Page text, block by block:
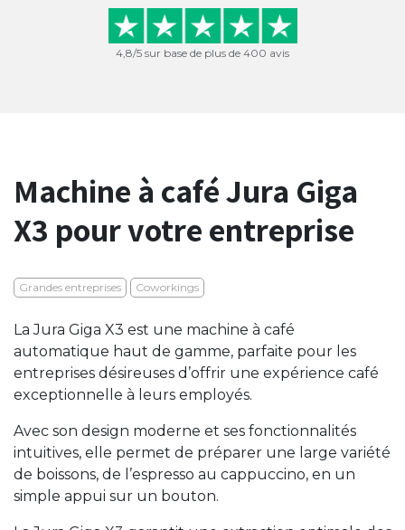
4,8/5 sur base de plus de 400 avis
Machine à café Jura Giga
X3 pour votre entreprise
Grandes entreprises Coworkings
La Jura Giga X3 est une machine à café
automatique haut de gamme, parfaite pour les
entreprises désireuses d’offrir une expérience café
exceptionnelle à leurs employés.
Avec son design moderne et ses fonctionnalités
intuitives, elle permet de préparer une large variété
de boissons, de l’espresso au cappuccino, en un
simple appui sur un bouton.